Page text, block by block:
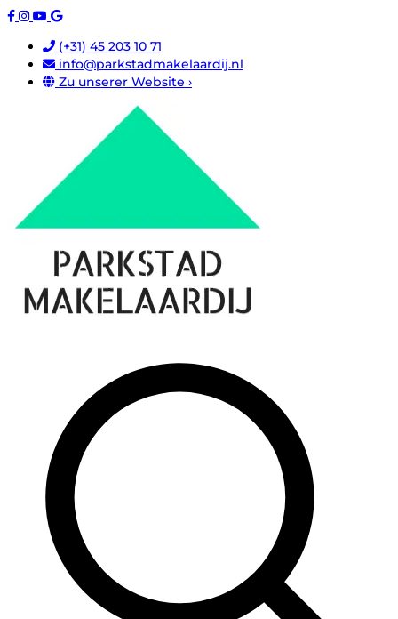
(+31) 45 203 10 71
info@parkstadmakelaardij.nl
Zu unserer Website ›